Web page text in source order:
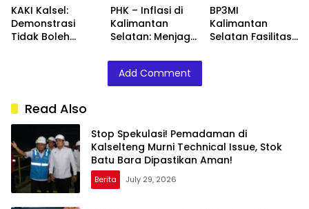
KAKI Kalsel:
Demonstrasi
Tidak Boleh
PHK – Inflasi di
Kalimantan
Selatan: Menjaga
dengan
Penguatan
Ekonomi Daerah
BP3MI
Kalimantan
Selatan Fasilitasi
Kamboja
Add Comment
Read Also
Stop Spekulasi! Pemadaman di
Kalselteng Murni Technical Issue, Stok
Batu Bara Dipastikan Aman!
Berita July 29, 2026